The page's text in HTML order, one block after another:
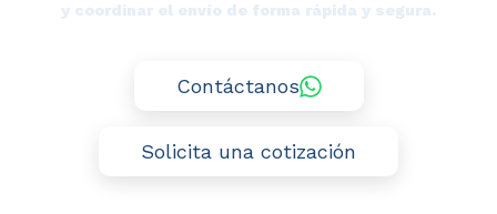
y coordinar el envío de forma rápida y segura.
Contáctanos
Solicita una cotización